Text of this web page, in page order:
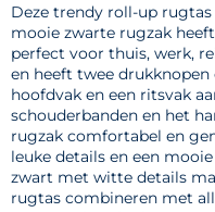
Deze trendy roll-up
mooie zwarte rugzak
perfect voor thuis, werk,
en heeft twee
hoofdvak en een ritsvak
schouderbanden en het
rugzak comfortabel en
leuke details en een
zwart met witte details
rugtas combineren met